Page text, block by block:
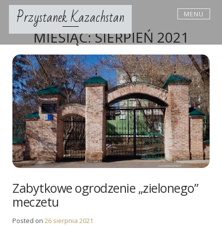
Skip
Przystanek Kazachstan MENU
MIESIĄC:SIERPIEŃ 2021
Zabytkowe ogrodzenie „zielonego”
meczetu
Posted on 26 sierpnia 2021